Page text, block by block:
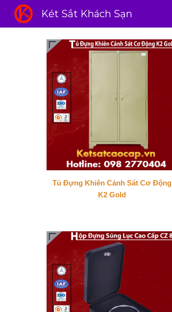
Két Sắt Khách Sạn
Tủ Đựng Khiên Cảnh Sát Cơ Động
K2 Gold